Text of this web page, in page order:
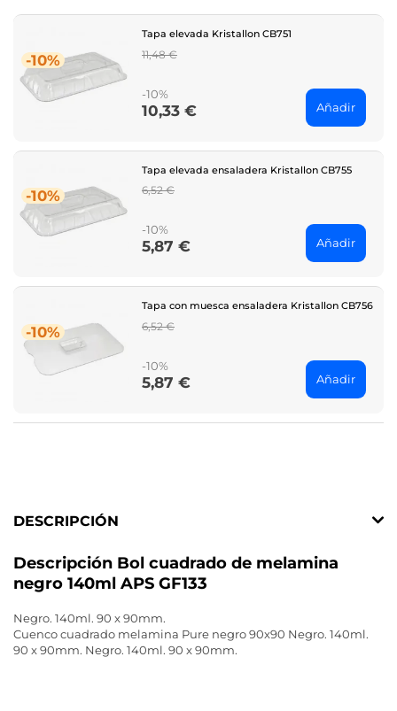
-10%
Tapa elevada Kristallon CB751
Regular
11,48 €
-10%
Price
10,33 € Añadir
-10%
Tapa elevada ensaladera Kristallon CB755
Regular
6,52 €
-10%
Price
5,87 € Añadir
-10%
Tapa con muesca ensaladera Kristallon CB756
Regular
6,52 €
-10%
Price
5,87 € Añadir
DESCRIPCIÓN
Descripción Bol cuadrado de melamina
negro 140ml APS GF133
Negro. 140ml. 90 x 90mm.
Cuenco cuadrado melamina Pure negro 90x90 Negro. 140ml.
90 x 90mm. Negro. 140ml. 90 x 90mm.